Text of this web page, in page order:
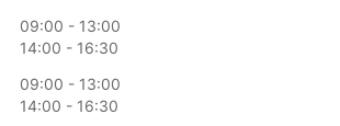
09:00 - 13:00
14:00 - 16:30
09:00 - 13:00
14:00 - 16:30